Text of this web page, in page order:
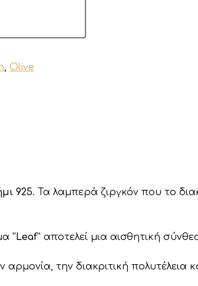
, Olive
925. Τα λαμπερά ζιργκόν που το
“Leaf” αποτελεί μια αισθητική
αρμονία, την διακριτική